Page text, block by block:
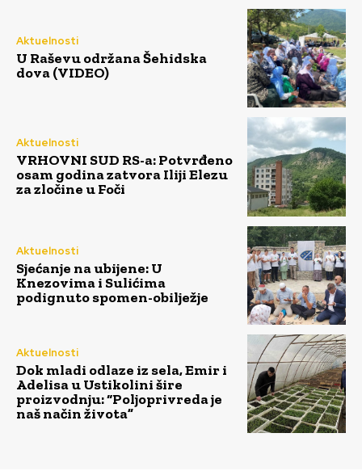
Aktuelnosti
U Raševu održana Šehidska
dova (VIDEO)
Aktuelnosti
VRHOVNI SUD RS-a: Potvrđeno
osam godina zatvora Iliji Elezu
za zločine u Foči
Aktuelnosti
Sjećanje na ubijene: U
Knezovima i Sulićima
podignuto spomen-obilježje
Aktuelnosti
Dok mladi odlaze iz sela, Emir i
Adelisa u Ustikolini šire
proizvodnju: “Poljoprivreda je
naš način života”